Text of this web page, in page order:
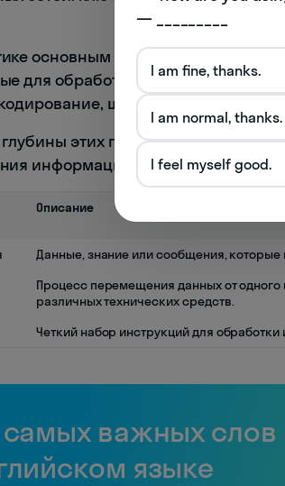
основным объектом
для обработки информации. Это
шифрование и
этих процессов
информационных систем, их
Описание
Данные, знание или сообщения,
Процесс перемещения данных от
различных технических средств.
Четкий набор инструкций для
самых важных слов
языке
— _________
I am fine, thanks.
I am normal, thanks.
I feel myself good.